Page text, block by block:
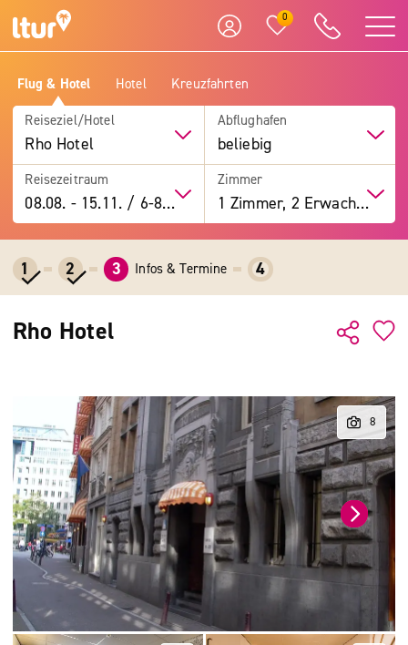
0
Flug & Hotel Hotel Kreuzfahrten
Reiseziel/Hotel
Rho Hotel
Abflughafen
beliebig
Reisezeitraum
08.08. -15.11. / 6-8 Tage
Zimmer
1 Zimmer, 2 Erwachsene
1 2 3 Infos & Termine 4
Rho Hotel